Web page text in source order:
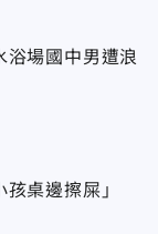
浴場國中男遭浪
孩桌邊擦屎」